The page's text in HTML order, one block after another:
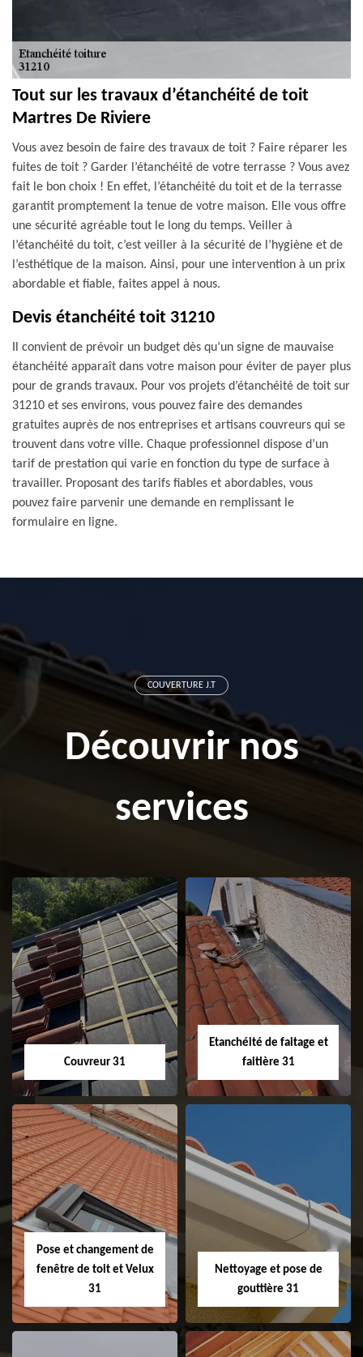
Tout sur les travaux d’étanchéité de toit
Martres De Riviere
Vous avez besoin de faire des travaux de toit ? Faire réparer les
fuites de toit ? Garder l’étanchéité de votre terrasse ? Vous avez
fait le bon choix ! En effet, l’étanchéité du toit et de la terrasse
garantit promptement la tenue de votre maison. Elle vous offre
une sécurité agréable tout le long du temps. Veiller à
l’étanchéité du toit, c’est veiller à la sécurité de l’hygiène et de
l’esthétique de la maison. Ainsi, pour une intervention à un prix
abordable et fiable, faites appel à nous.
Devis étanchéité toit 31210
Il convient de prévoir un budget dès qu’un signe de mauvaise
étanchéité apparaît dans votre maison pour éviter de payer plus
pour de grands travaux. Pour vos projets d’étanchéité de toit sur
31210 et ses environs, vous pouvez faire des demandes
gratuites auprès de nos entreprises et artisans couvreurs qui se
trouvent dans votre ville. Chaque professionnel dispose d’un
tarif de prestation qui varie en fonction du type de surface à
travailler. Proposant des tarifs fiables et abordables, vous
pouvez faire parvenir une demande en remplissant le
formulaire en ligne.
COUVERTURE J.T
Découvrir nos
services
Couvreur 31
Couvreur 31
Etanchéité de faitage et
faitière 31
Etanchéité de
faitage et faitière
31
Pose et changement de
fenêtre de toit et Velux
31
Nettoyage et pose de
gouttière 31